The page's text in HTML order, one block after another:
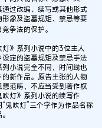
过改编、续写或其他形式
象及盗墓规矩、禁忌等要
争法的保护。
》系列小说中的3位主人
定的盗墓规矩及禁忌手法
小说完全不同，时间线也
新作品。原告主张的人物
范畴，不应当受到著作权
灯》系列小说的续写作
鬼吹灯”三个字作为作品名称